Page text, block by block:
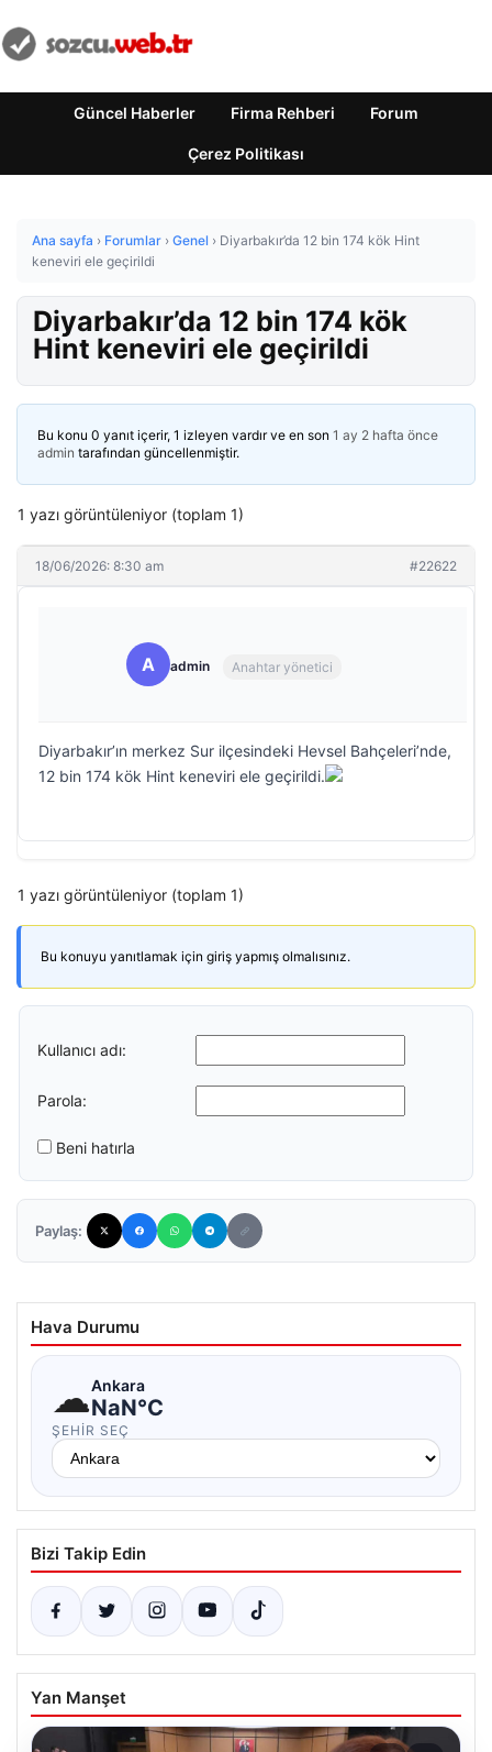
Güncel Haberler Firma Rehberi Forum
Çerez Politikası
Ana sayfa › Forumlar › Genel › Diyarbakır’da 12 bin 174 kök Hint
keneviri ele geçirildi
Diyarbakır’da 12 bin 174 kök
Hint keneviri ele geçirildi
Bu konu 0 yanıt içerir, 1 izleyen vardır ve en son 1 ay 2 hafta önce
admin tarafından güncellenmiştir.
1 yazı görüntüleniyor (toplam 1)
18/06/2026: 8:30 am #22622
A admin Anahtar yönetici
Diyarbakır’ın merkez Sur ilçesindeki Hevsel Bahçeleri’nde,
12 bin 174 kök Hint keneviri ele geçirildi.
1 yazı görüntüleniyor (toplam 1)
Bu konuyu yanıtlamak için giriş yapmış olmalısınız.
Kullanıcı adı:
Parola:
Beni hatırla
Paylaş:
Hava Durumu
☁Ankara
NaN°C
ŞEHIR SEÇ
Bizi Takip Edin
Yan Manşet